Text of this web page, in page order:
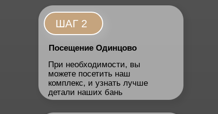
ШАГ 2
Посещение Одинцово
При необходимости, вы
можете посетить наш
комплекс, и узнать лучше
детали наших бань